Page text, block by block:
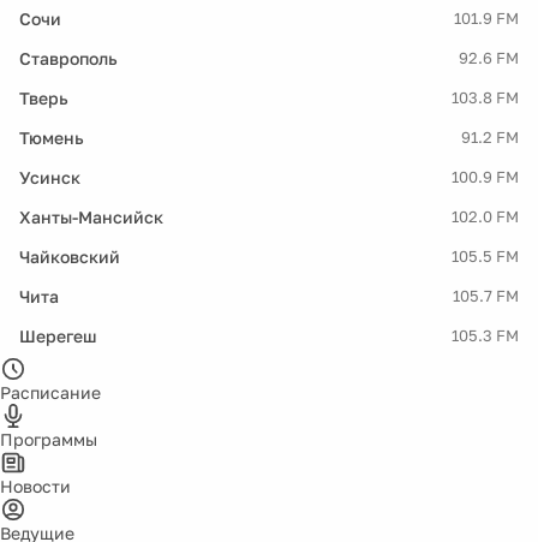
Сочи 101.9 FM
Ставрополь 92.6 FM
Тверь 103.8 FM
Тюмень 91.2 FM
Усинск 100.9 FM
Ханты-Мансийск 102.0 FM
Чайковский 105.5 FM
Чита 105.7 FM
Шерегеш 105.3 FM
Расписание
Программы
Новости
Ведущие